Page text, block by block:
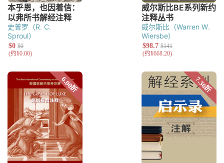
史普罗（R. C.
Sproul）
威尔斯比（Warren W.
Wiersbe）